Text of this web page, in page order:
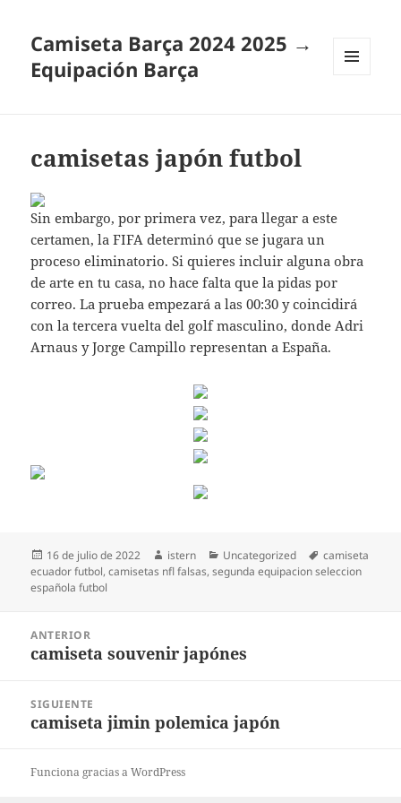
Camiseta Barça 2024 2025 →
Equipación Barça
camisetas japón futbol
Sin embargo, por primera vez, para llegar a este
certamen, la FIFA determinó que se jugara un
proceso eliminatorio. Si quieres incluir alguna obra
de arte en tu casa, no hace falta que la pidas por
correo. La prueba empezará a las 00:30 y coincidirá
con la tercera vuelta del golf masculino, donde Adri
Arnaus y Jorge Campillo representan a España.
Publicado
el
16 de julio de 2022 Autor
istern Categorías
Uncategorized Etiquetas
camiseta
ecuador futbol,camisetas nfl falsas,segunda equipacion seleccion
española futbol
entradas
ANTERIOR
Entrada
camiseta souvenir japónes
SIGUIENTE
Entrada
camiseta jimin polemica japón
Funciona gracias a WordPress